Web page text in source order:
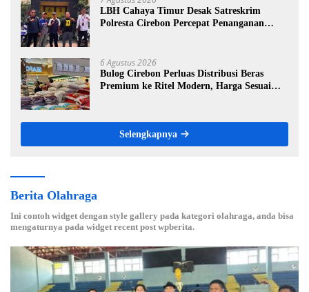
LBH Cahaya Timur Desak Satreskrim
Polresta Cirebon Percepat Penanganan
6 Agustus 2026
Bulog Cirebon Perluas Distribusi Beras
Premium ke Ritel Modern, Harga Sesuai
Selengkapnya
Berita Olahraga
Ini contoh widget dengan style gallery pada kategori olahraga, anda bisa
mengaturnya pada widget recent post wpberita.